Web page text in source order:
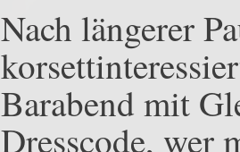
Nach längerer
Barabend mit
Dresscode, wer